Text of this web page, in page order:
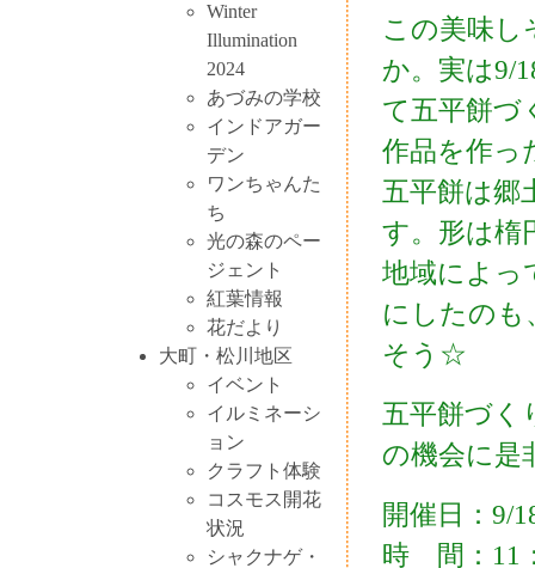
Winter
Illumination
2024
あづみの学校
インドアガー
デン
ワンちゃんた
ち
光の森のペー
ジェント
紅葉情報
花だより
大町・松川地区
イベント
イルミネーシ
ョン
クラフト体験
コスモス開花
状況
シャクナゲ・
この美味し
か。実は9/
て五平餅づ
作品を作っ
五平餅は郷
す。形は楕
地域によっ
にしたのも
そう☆
五平餅づく
の機会に是
開催日：9/
時 間：11